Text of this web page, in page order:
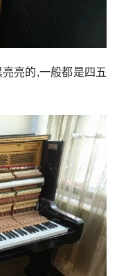
亮的,一般都是四五